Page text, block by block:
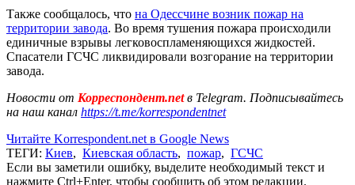
Также сообщалось, что на Одессчине возник пожар на
территории завода. Во время тушения пожара происходили
единичные взрывы легковоспламеняющихся жидкостей.
Спасатели ГСЧС ликвидировали возгорание на территории
завода.
Новости от Корреспондент.netв Telegram. Подписывайтесь
на наш канал https://t.me/korrespondentnet
Читайте Korrespondent.net в Google News
ТЕГИ: Киев, Киевская область, пожар, ГСЧС
Если вы заметили ошибку, выделите необходимый текст и
нажмите Ctrl+Enter, чтобы сообщить об этом редакции.